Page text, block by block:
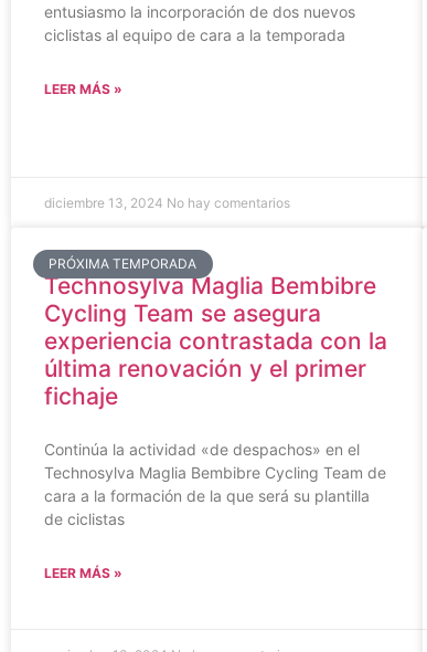
entusiasmo la incorporación de dos nuevos
ciclistas al equipo de cara a la temporada
LEER MÁS »
diciembre 13, 2024 No hay comentarios
PRÓXIMA TEMPORADA
Technosylva Maglia Bembibre
Cycling Team se asegura
experiencia contrastada con la
última renovación y el primer
fichaje
Continúa la actividad «de despachos» en el
Technosylva Maglia Bembibre Cycling Team de
cara a la formación de la que será su plantilla
de ciclistas
LEER MÁS »